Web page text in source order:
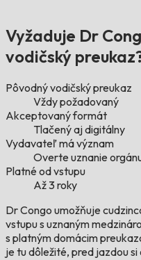
Vyžaduje Dr
vodičský
Pôvodný vodičský preukaz
Vždy požadovaný
Akceptovaný formát
Tlačený aj digitálny
Vydavateľ má význam
Overte uznanie
Platné od vstupu
Až 3 roky
Dr Congo umožňuje
vstupu s uznaným
s platným domácim
je tu dôležité, pred jazdou